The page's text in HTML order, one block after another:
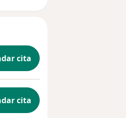
cita
cita